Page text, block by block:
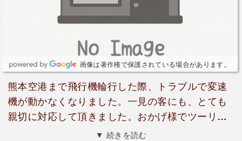
画像は著作権で保護されている場合があります。
熊本空港まで飛行機輪行した際、トラブルで変速
機が動かなくなりました。一見の客にも、とても
親切に対応して頂きました。おかげ様でツーリン
グを楽しむことが出来ました。誠実なショップと
▼ 続きを読む